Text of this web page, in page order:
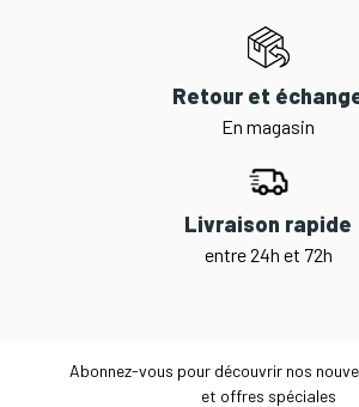
Retour et
En magasin
Livraison rapide
entre 24h et 72h
Abonnez-vous pour découvrir nos
et offres spéciales